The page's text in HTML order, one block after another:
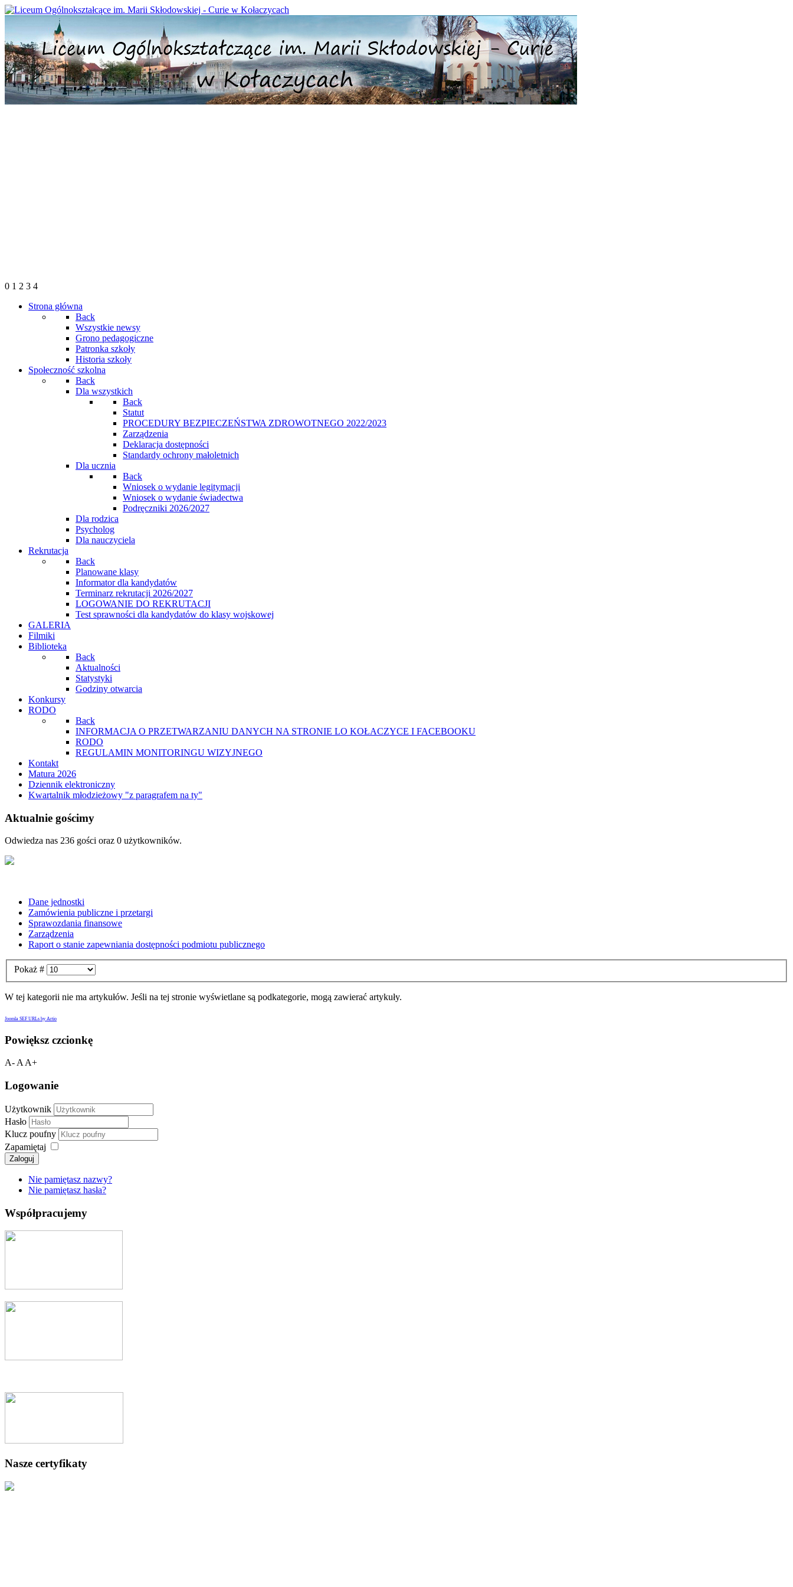
0 1 2 3 4
Strona główna
Back
Wszystkie newsy
Grono pedagogiczne
Patronka szkoły
Historia szkoły
Społeczność szkolna
Back
Dla wszystkich
Back
Statut
PROCEDURY BEZPIECZEŃSTWA ZDROWOTNEGO 2022/2023
Zarządzenia
Deklaracja dostępności
Standardy ochrony małoletnich
Dla ucznia
Back
Wniosek o wydanie legitymacji
Wniosek o wydanie świadectwa
Podręczniki 2026/2027
Dla rodzica
Psycholog
Dla nauczyciela
Rekrutacja
Back
Planowane klasy
Informator dla kandydatów
Terminarz rekrutacji 2026/2027
LOGOWANIE DO REKRUTACJI
Test sprawności dla kandydatów do klasy wojskowej
GALERIA
Filmiki
Biblioteka
Back
Aktualności
Statystyki
Godziny otwarcia
Konkursy
RODO
Back
INFORMACJA O PRZETWARZANIU DANYCH NA STRONIE LO KOŁACZYCE I FACEBOOKU
RODO
REGULAMIN MONITORINGU WIZYJNEGO
Kontakt
Matura 2026
Dziennik elektroniczny
Kwartalnik młodzieżowy "z paragrafem na ty"
Aktualnie gościmy
Odwiedza nas 236 gości oraz 0 użytkowników.
Dane jednostki
Zamówienia publiczne i przetargi
Sprawozdania finansowe
Zarządzenia
Raport o stanie zapewniania dostępności podmiotu publicznego
Pokaż #
W tej kategorii nie ma artykułów. Jeśli na tej stronie wyświetlane są podkategorie, mogą zawierać artykuły.
Joomla SEF URLs by Artio
Powiększ czcionkę
A-AA+
Logowanie
Użytkownik
Hasło
Klucz poufny
Zapamiętaj
Zaloguj
Nie pamiętasz nazwy?
Nie pamiętasz hasła?
Współpracujemy
Nasze certyfikaty